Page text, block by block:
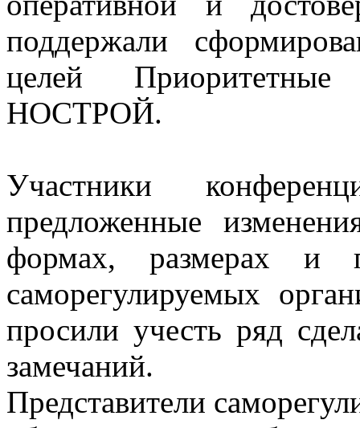
поддержали
целей Приоритетные
НОСТРОЙ.
Участники
предложенные
формах, размерах и
саморегулируемых
просили учесть ряд
замечаний.
Представители